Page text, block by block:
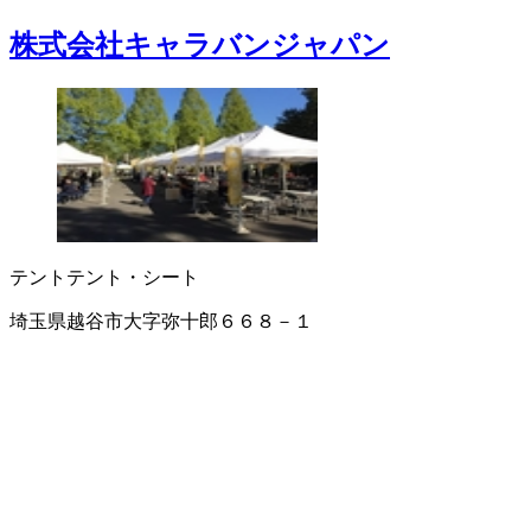
株式会社キャラバンジャパン
テント テント・シート
埼玉県越谷市大字弥十郎６６８－１